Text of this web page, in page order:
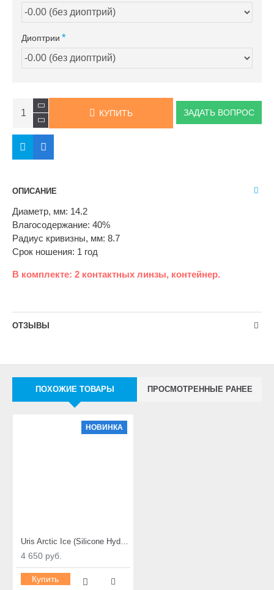
Диоптрии
КУПИТЬ ЗАДАТЬ ВОПРОС
ОПИСАНИЕ
Диаметр, мм: 14.2
Влагосодержание: 40%
Радиус кривизны, мм: 8.7
Cрок ношения: 1 год
В комплекте: 2 контактных линзы, контейнер.
ОТЗЫВЫ
ПОХОЖИЕ ТОВАРЫ ПРОСМОТРЕННЫЕ РАНЕЕ
НОВИНКА
Uris Arctic Ice (Silicone Hydrogel)
4 650 руб.
Купить